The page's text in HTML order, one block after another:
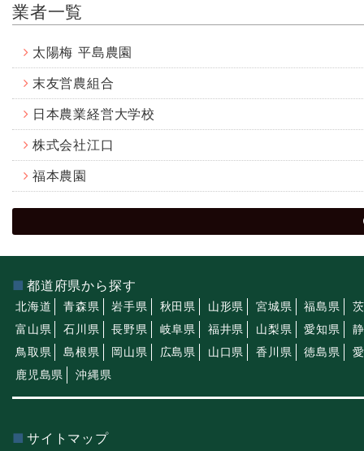
業者一覧
太陽梅 平島農園
末友営農組合
日本農業経営大学校
株式会社江口
福本農園
都道府県から探す
北海道 青森県 岩手県 秋田県 山形県 宮城県 福島県
富山県
石川県 長野県 岐阜県 福井県 山梨県 愛知県
鳥取県
島根県 岡山県 広島県 山口県 香川県 徳島県
鹿児島県
沖縄県
サイトマップ